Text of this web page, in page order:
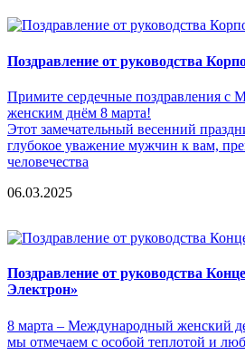
Поздравление от руководства
Примите сердечные поздравления с
женским днём 8 марта!
Этот замечательный весенний
глубокое уважение мужчин к вам,
человечества
06.03.2025
Поздравление от руководства
Электрон»
8 марта – Международный женский
мы отмечаем с особой теплотой и